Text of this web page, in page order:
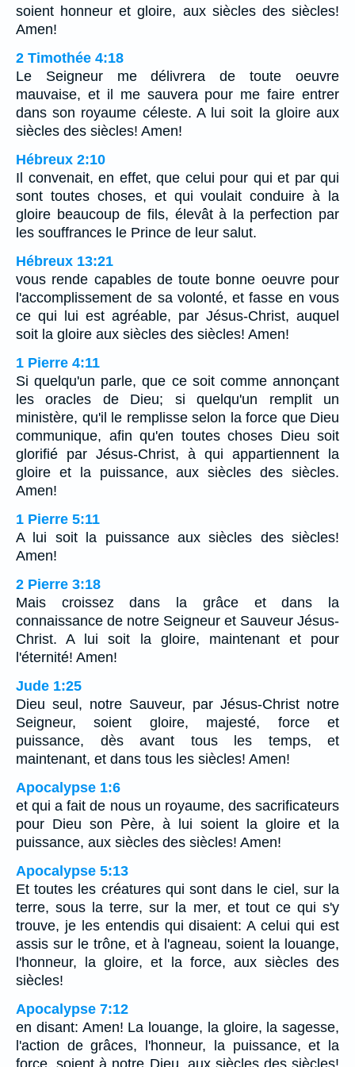
soient honneur et gloire, aux siècles des siècles!
Amen!
2 Timothée 4:18
Le Seigneur me délivrera de toute oeuvre
mauvaise, et il me sauvera pour me faire entrer
dans son royaume céleste. A lui soit la gloire aux
siècles des siècles! Amen!
Hébreux 2:10
Il convenait, en effet, que celui pour qui et par qui
sont toutes choses, et qui voulait conduire à la
gloire beaucoup de fils, élevât à la perfection par
les souffrances le Prince de leur salut.
Hébreux 13:21
vous rende capables de toute bonne oeuvre pour
l'accomplissement de sa volonté, et fasse en vous
ce qui lui est agréable, par Jésus-Christ, auquel
soit la gloire aux siècles des siècles! Amen!
1 Pierre 4:11
Si quelqu'un parle, que ce soit comme annonçant
les oracles de Dieu; si quelqu'un remplit un
ministère, qu'il le remplisse selon la force que Dieu
communique, afin qu'en toutes choses Dieu soit
glorifié par Jésus-Christ, à qui appartiennent la
gloire et la puissance, aux siècles des siècles.
Amen!
1 Pierre 5:11
A lui soit la puissance aux siècles des siècles!
Amen!
2 Pierre 3:18
Mais croissez dans la grâce et dans la
connaissance de notre Seigneur et Sauveur Jésus-
Christ. A lui soit la gloire, maintenant et pour
l'éternité! Amen!
Jude 1:25
Dieu seul, notre Sauveur, par Jésus-Christ notre
Seigneur, soient gloire, majesté, force et
puissance, dès avant tous les temps, et
maintenant, et dans tous les siècles! Amen!
Apocalypse 1:6
et qui a fait de nous un royaume, des sacrificateurs
pour Dieu son Père, à lui soient la gloire et la
puissance, aux siècles des siècles! Amen!
Apocalypse 5:13
Et toutes les créatures qui sont dans le ciel, sur la
terre, sous la terre, sur la mer, et tout ce qui s'y
trouve, je les entendis qui disaient: A celui qui est
assis sur le trône, et à l'agneau, soient la louange,
l'honneur, la gloire, et la force, aux siècles des
siècles!
Apocalypse 7:12
en disant: Amen! La louange, la gloire, la sagesse,
l'action de grâces, l'honneur, la puissance, et la
force, soient à notre Dieu, aux siècles des siècles!